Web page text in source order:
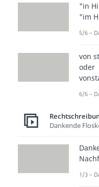
"in
"im
5/6 –
von
oder
6/6 –
Dankende
1/3 –